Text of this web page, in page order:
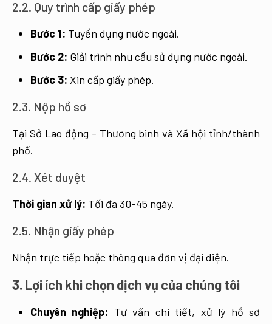
2.2. Quy trình cấp giấy phép
Bước 1: Tuyển dụng nước ngoài.
Bước 2: Giải trình nhu cầu sử dụng nước ngoài.
Bước 3: Xin cấp giấy phép.
2.3. Nộp hồ sơ
Tại Sở Lao động - Thương binh và Xã hội tỉnh/thành
phố.
2.4. Xét duyệt
Thời gian xử lý: Tối đa 30-45 ngày.
2.5. Nhận giấy phép
Nhận trực tiếp hoặc thông qua đơn vị đại diện.
3. Lợi ích khi chọn dịch vụ của chúng tôi
Chuyên nghiệp: Tư vấn chi tiết, xử lý hồ sơ